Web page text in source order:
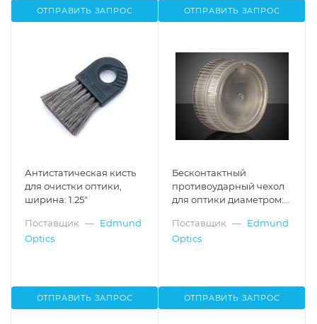
ОТПРАВИТЬ ЗАПРОС ОТПРАВИТЬ ЗАПРОС
Антистатическая кисть
для очистки оптики,
ширина: 1.25"
Поставщик — Edmund
Optics
ОТПРАВИТЬ ЗАПРОС
Бесконтактный
противоударный чехол
для оптики диаметром:
Поставщик — Edmund
Optics
ОТПРАВИТЬ ЗАПРОС